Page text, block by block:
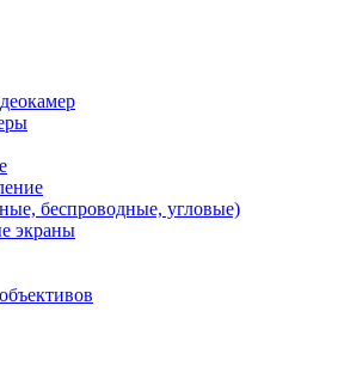
беспроводные, угловые)
экраны